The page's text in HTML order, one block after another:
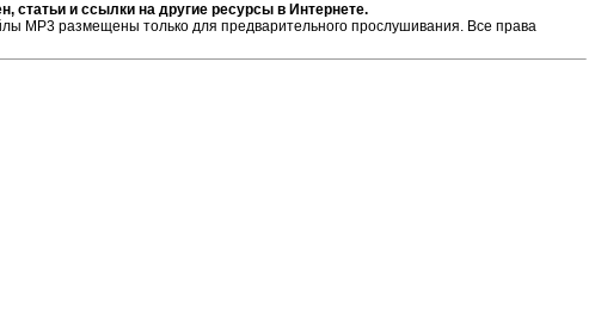
статьи и ссылки на другие ресурсы в Интернете.
МР3 размещены только для предварительного прослушивания. Все права